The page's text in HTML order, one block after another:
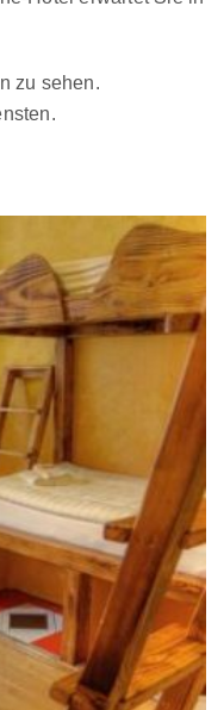
zu sehen.